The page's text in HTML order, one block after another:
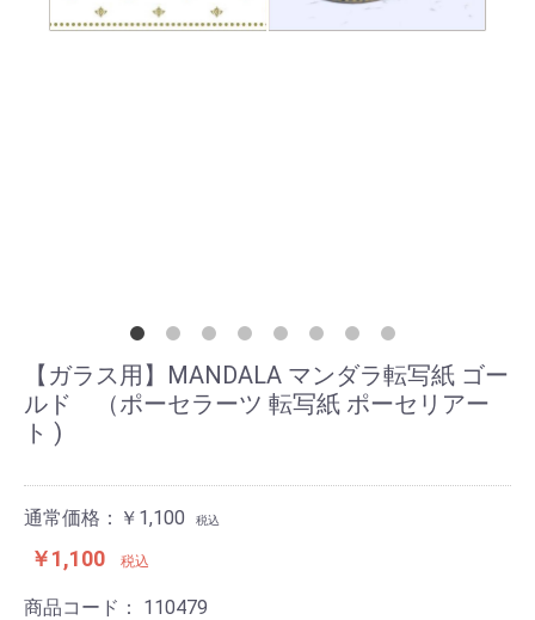
【ガラス用】MANDALA マンダラ転写紙 ゴー
ルド （ポーセラーツ 転写紙 ポーセリアー
ト )
通常価格：￥1,100 税込
￥1,100 税込
商品コード： 110479